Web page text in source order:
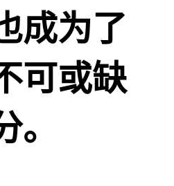
成为了
可或缺
。